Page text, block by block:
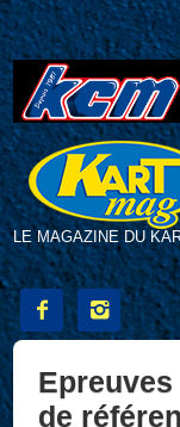
LE MAGAZINE DU
 
de